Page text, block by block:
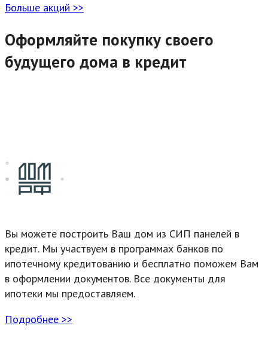
Больше акций >>
Оформляйте покупку своего
будущего дома в кредит
Вы можете построить Ваш дом из СИП панелей в
кредит. Мы участвуем в программах банков по
ипотечному кредитованию и бесплатно поможем Вам
в оформлении документов. Все документы для
ипотеки мы предоставляем.
Подробнее >>